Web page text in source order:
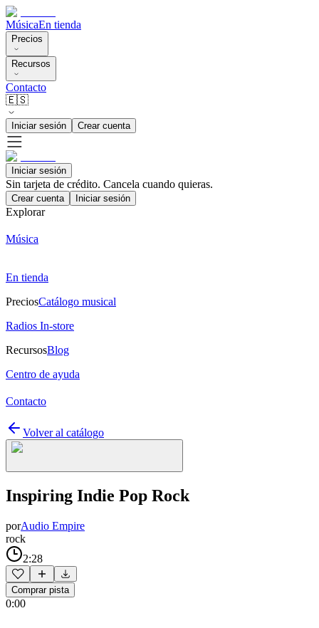
MúsicaEn tienda
Precios
Recursos
Contacto
🇪🇸
Iniciar sesión Crear cuenta
Iniciar sesión
Sin tarjeta de crédito. Cancela cuando quieras.
Crear cuenta Iniciar sesión
Explorar
Música
En tienda
PreciosCatálogo musical
Radios In-store
RecursosBlog
Centro de ayuda
Contacto
Volver al catálogo
Inspiring Indie Pop Rock
porAudio Empire
rock
2:28
Comprar pista
0:00